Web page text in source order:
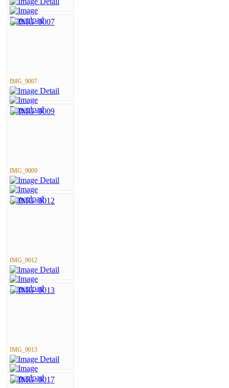
IMG_9007
IMG_9009
IMG_9012
IMG_9013